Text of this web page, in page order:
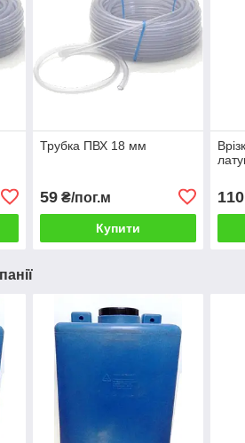
Трубка ПВХ 18 мм
59₴/пог.м
Купити
110